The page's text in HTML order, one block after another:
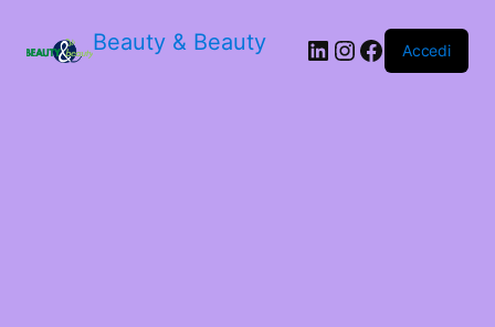
Beauty & Beauty LinkedIn
Instagram
Facebook
Accedi